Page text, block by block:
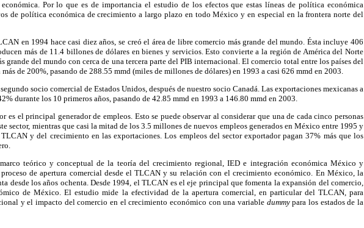
Por lo que es de importancia el estudio de los efectos que estas líneas de política económica
de política económica de crecimiento a largo plazo en todo México y en especial en la frontera norte del
en 1994 hace casi diez años, se creó el área de libre comercio más grande del mundo. Ésta incluye 406
más de 11.4 billones de dólares en bienes y servicios. Esto convierte a la región de América del Norte
grande del mundo con cerca de una tercera parte del PIB internacional. El comercio total entre los países del
de 200%, pasando de 288.55 mmd (miles de millones de dólares) en 1993 a casi 626 mmd en 2003.
socio comercial de Estados Unidos, después de nuestro socio Canadá. Las exportaciones mexicanas a
durante los 10 primeros años, pasando de 42.85 mmd en 1993 a 146.80 mmd en 2003.
es el principal generador de empleos. Esto se puede observar al considerar que una de cada cinco personas
sector, mientras que casi la mitad de los 3.5 millones de nuevos empleos generados en México entre 1995 y
y del crecimiento en las exportaciones. Los empleos del sector exportador pagan 37% más que los
teórico y conceptual de la teoría del crecimiento regional, IED e integración económica México y
de apertura comercial desde el TLCAN y su relación con el crecimiento económico. En México, la
desde los años ochenta. Desde 1994, el TLCAN es el eje principal que fomenta la expansión del comercio,
de México. El estudio mide la efectividad de la apertura comercial, en particular del TLCAN, para
y el impacto del comercio en el crecimiento económico con una variable dummypara los estados de la